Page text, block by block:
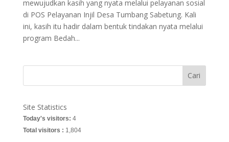
mewujudkan kasih yang nyata melalui pelayanan sosial
di POS Pelayanan Injil Desa Tumbang Sabetung. Kali
ini, kasih itu hadir dalam bentuk tindakan nyata melalui
program Bedah...
Cari
Site Statistics
Today's visitors: 4
Total visitors : 1,804